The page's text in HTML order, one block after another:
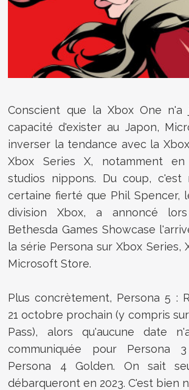
Conscient que la Xbox One n'a
capacité d'exister au Japon,
inverser la tendance avec la
Xbox Series X, notamment
studios nippons. Du coup, c'est
certaine fierté que Phil Spencer,
division Xbox, a annoncé
Bethesda Games Showcase
la série Persona sur Xbox Series,
Microsoft Store.
Plus concrètement, Persona 5 :
21 octobre prochain (y compris
Pass), alors qu'aucune date
communiquée pour Persona
Persona 4 Golden. On sait
débarqueront en 2023. C'est bien